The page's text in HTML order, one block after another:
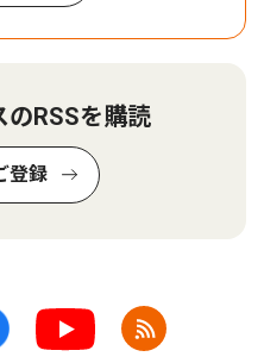
のRSSを購読
登録